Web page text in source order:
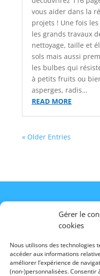
Gérer le
cookies
Nous utilisons des technologies
accéder aux informations
améliorer l’expérience de
(non-)personnalisées. Consentir
vous aider dans la
projets ! Une fois
les grands travaux
nettoyage, taille et
sols mais aussi
les bulbes qui
à petits fruits ou
asperges, radis…
READ MORE
« Older Entries
Provence Outillage
84300 Les Taillades
France
04 90 78 09 61